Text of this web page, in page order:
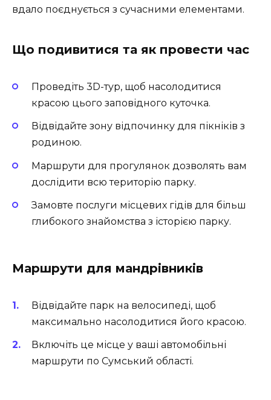
вдало поєднується з сучасними елементами.
Що подивитися та як провести час
Проведіть 3D-тур, щоб насолодитися
красою цього заповідного куточка.
Відвідайте зону відпочинку для пікніків з
родиною.
Маршрути для прогулянок дозволять вам
дослідити всю територію парку.
Замовте послуги місцевих гідів для більш
глибокого знайомства з історією парку.
Маршрути для мандрівників
Відвідайте парк на велосипеді, щоб
максимально насолодитися його красою.
Включіть це місце у ваші автомобільні
маршрути по Сумський області.